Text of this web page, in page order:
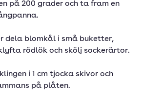
på 200 grader och ta fram en
dela blomkål i små buketter,
rödlök och skölj sockerärtor.
i 1 cm tjocka skivor och
på plåten.